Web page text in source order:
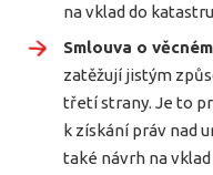
na vklad do
Smlouva o
zatěžují jistým
třetí strany. Je to
k získání práv nad
také návrh na